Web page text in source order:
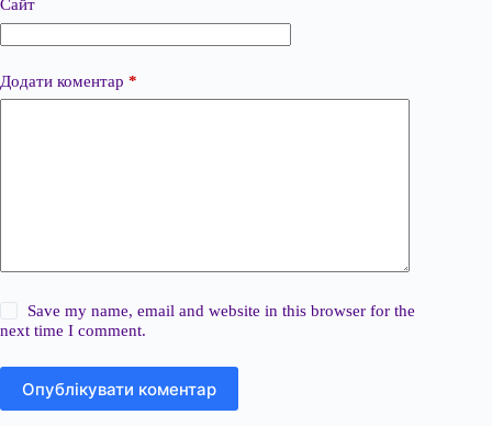
Сайт
Додати коментар *
Save my name, email and website in this browser for the
next time I comment.
Опублікувати коментар